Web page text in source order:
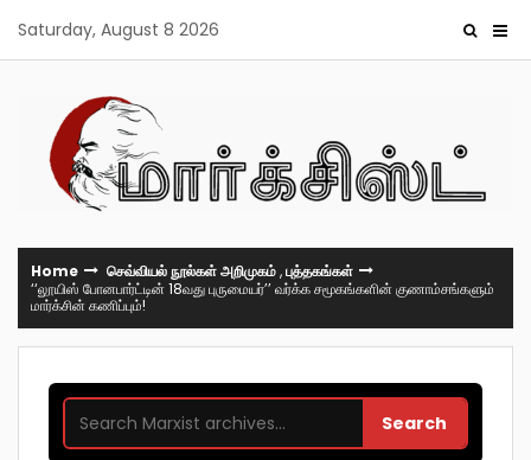
content
Saturday, August 8 2026
Home செவ்வியல் நூல்கள் அறிமுகம்,புத்தகங்கள்
‘‘லூயிஸ் போனபார்ட்டின் 18வது புருமையர்’’ வர்க்க சமூகங்களின் குணாம்சங்களும்
மார்க்சின் கணிப்பும்!
Search